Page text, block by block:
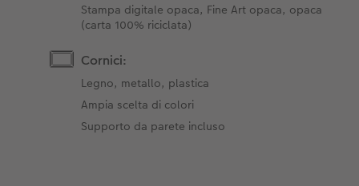
Stampa digitale opaca, Fine Art opaca, opaca
(carta 100% riciclata)
Cornici:
Legno, metallo, plastica
Ampia scelta di colori
Supporto da parete incluso